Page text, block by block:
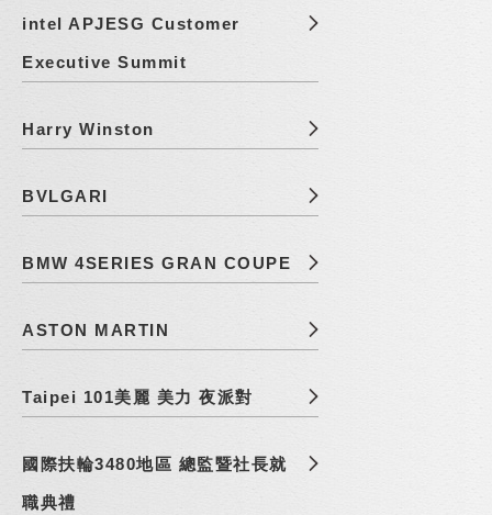
intel APJESG Customer
Executive Summit
Harry Winston
BVLGARI
BMW 4SERIES GRAN COUPE
ASTON MARTIN
Taipei 101美麗 美力 夜派對
國際扶輪3480地區 總監暨社長就
職典禮